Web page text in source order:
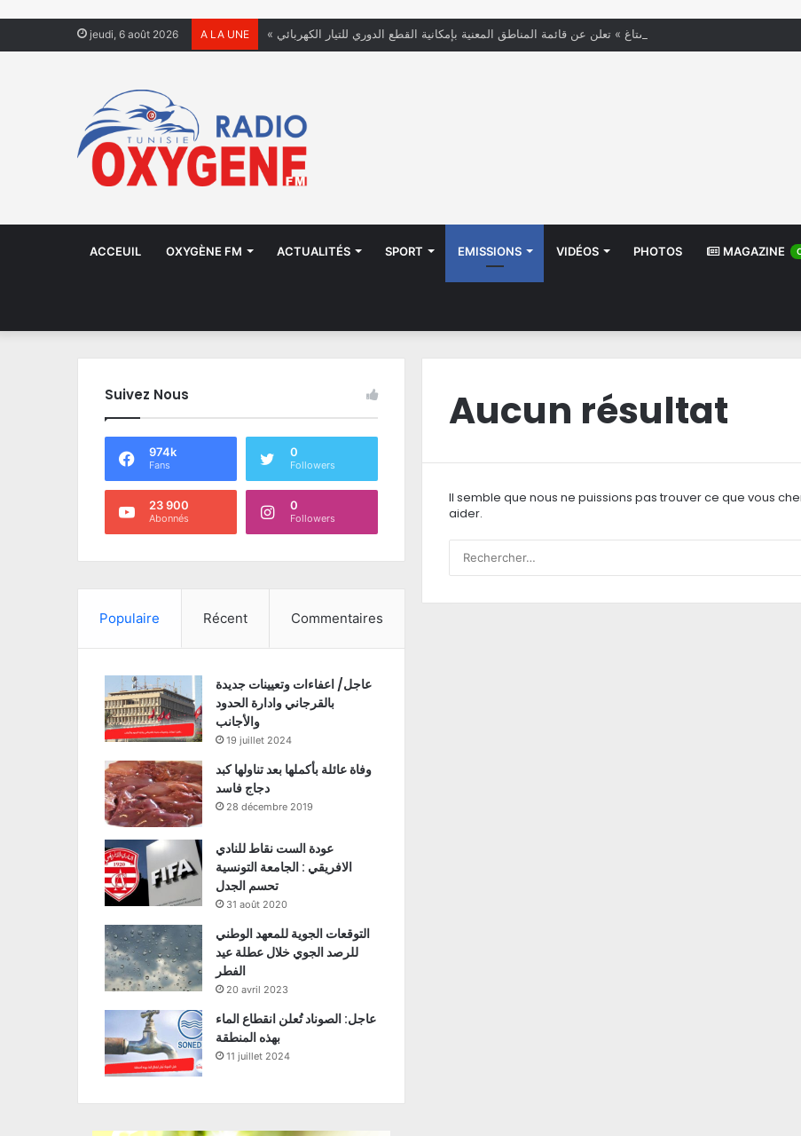
jeudi, 6 août 2026 A LA UNE « الستاغ » تعلن عن قائمة المناطق المعنية بإمكانية القطع الدوري للتيار الكهربائي
ACCEUIL OXYGÈNE FM ACTUALITÉS SPORT EMISSIONS VIDÉOS PHOTOS MAGAZINE
Aucun résultat
Il semble que nous ne puissions pas trouver ce que vous
aider.
Suivez Nous
974k
Fans
0
Followers
23 900
Abonnés
0
Followers
Populaire Récent Commentaires
عاجل/ اعفاءات وتعيينات جديدة
بالقرجاني وادارة الحدود
والأجانب
19 juillet 2024
وفاة عائلة بأكملها بعد تناولها كبد
دجاج فاسد
28 décembre 2019
عودة الست نقاط للنادي
الافريقي : الجامعة التونسية
تحسم الجدل
31 août 2020
التوقعات الجوية للمعهد الوطني
للرصد الجوي خلال عطلة عيد
الفطر
20 avril 2023
عاجل: الصوناد تُعلن انقطاع الماء
بهذه المنطقة
11 juillet 2024